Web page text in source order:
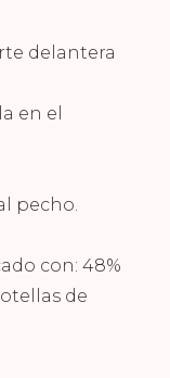
delantera
en el
pecho.
con: 48%
de